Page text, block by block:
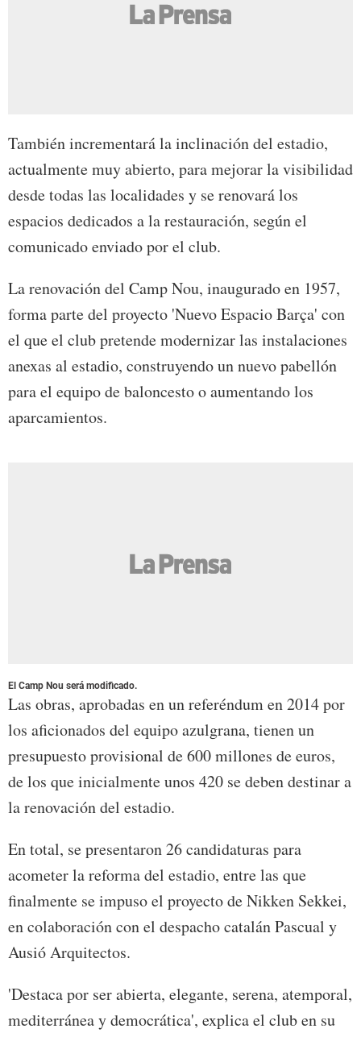
También incrementará la inclinación del estadio,
actualmente muy abierto, para mejorar la visibilidad
desde todas las localidades y se renovará los
espacios dedicados a la restauración, según el
comunicado enviado por el club.
La renovación del Camp Nou, inaugurado en 1957,
forma parte del proyecto 'Nuevo Espacio Barça' con
el que el club pretende modernizar las instalaciones
anexas al estadio, construyendo un nuevo pabellón
para el equipo de baloncesto o aumentando los
aparcamientos.
El Camp Nou será modificado.
Las obras, aprobadas en un referéndum en 2014 por
los aficionados del equipo azulgrana, tienen un
presupuesto provisional de 600 millones de euros,
de los que inicialmente unos 420 se deben destinar a
la renovación del estadio.
En total, se presentaron 26 candidaturas para
acometer la reforma del estadio, entre las que
finalmente se impuso el proyecto de Nikken Sekkei,
en colaboración con el despacho catalán Pascual y
Ausió Arquitectos.
'Destaca por ser abierta, elegante, serena, atemporal,
mediterránea y democrática', explica el club en su